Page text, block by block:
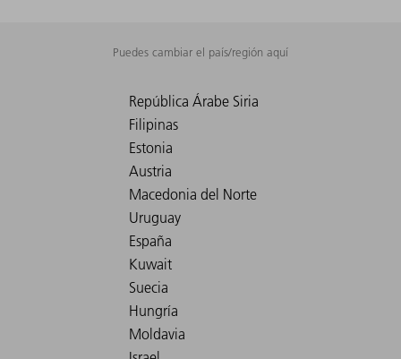
Puedes cambiar el país/región aquí